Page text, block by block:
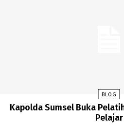
BLOG
Kapolda Sumsel Buka
Pelajar